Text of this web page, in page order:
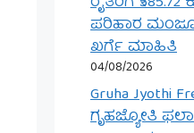
ಪರಿಹಾರ
ಖರ್ಗೆ ಮಾಹಿತಿ
04/08/2026
Gruha Jyothi
ಗೃಹಜ್ಯೋತಿ